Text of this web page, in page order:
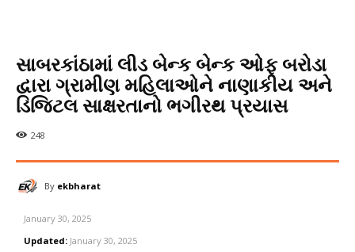
સાબરકાંઠામાં લીડ બેન્ક બેન્ક ઓફ બરોડા
દ્વારા ગ્રામીણ મહિલાઓને નાણાકીય અને
ડિજિટલ સાક્ષરતાનો ભગીરથ પ્રયાસ
248
By ekbharat
January 30, 2025
Updated: January 30, 2025